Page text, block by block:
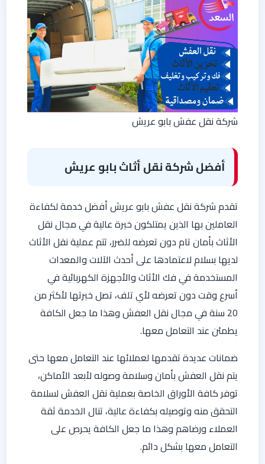
شركة نقل عفش بابو عريش
أفضل شركة نقل أثاث بابو عريش
تقدم شركة نقل عفش بابو عريش أفضل خدمة لكفاءة
العاملين بها الذين يمتلكون خبرة عالية في مجال نقل
الأثاث بأمان تام دون تعرضه للضرر، تتم عملية نقل الأثاث
لديها بسلام لاعتمادها على أحدث الآلات والمعدات
المستخدمة في فك الأثاث والأجهزة الكهربائية في
أسرع وقت دون تعرضه لأي تلف، تصل خبرتها لأكثر من
20 سنة في مجال نقل العفش وهذا ما جعل الكافة
يطمئن عند التعامل معها.
ضمانات عديدة تقدمها لعملائها عند التعامل معها حتى
يتم نقل العفش بأمان وسلامة وصوله لأبعد الأماكن،
توفر كافة الأوراق الخاصة بعملية نقل العفش لسلامة
التحقق منه وتوصيله بكفاءة عالية، تنال الخدمة ثقة
العملاء ورضاهم وهذا ما جعل الكافة يحرص على
التعامل معها بشكل دائم.